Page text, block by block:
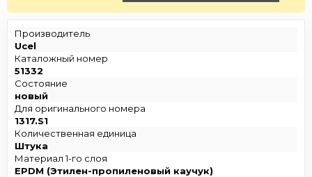
Производитель
Ucel
Каталожный номер
51332
Состояние
новый
Для оригинального номера
1317.S1
Количественная единица
Штука
Материал 1-го слоя
EPDM (Этилен-пропиленовый каучук)